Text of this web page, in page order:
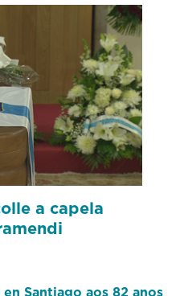
a capela
Santiago aos 82 anos